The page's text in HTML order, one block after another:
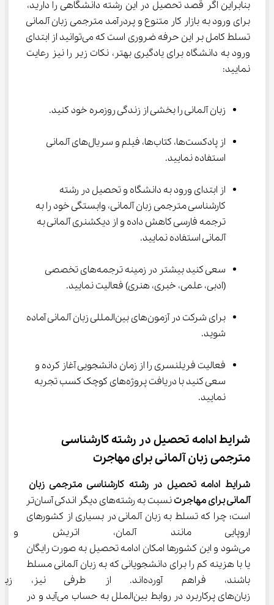
بنابراین اگر قصد تحصیل در این رشته دانشگاهی را دارید،
برای ورود به بازار کار متنوع و پردرآمد مترجمی زبان آلمانی
تسلط کامل بر این حرفه ضروری است که می‌توانید از ابتدای
ورود به دانشگاه برای یادگیری بهتر، نکات زیر را نیز رعایت
نمایید:
زبان آلمانی را بخشی از زندگی روزمره خود کنید.
از پادکست‌ها، کتاب‌ها، فیلم و سریال‌های آلمانی
استفاده نمایید.
از ابتدای ورود به دانشگاه و تحصیل در رشته
کارشناسی مترجمی زبان آلمانی، وابستگی خود را به
ترجمه فارسی کاهش داده و از دیکشنری آلمانی به
آلمانی استفاده نمایید.
سعی کنید بیشتر در زمینه ترجمه‌های تخصصی
(ادبی، علمی، خبری، هنری) فعالیت نمایید.
برای شرکت در آزمون‌های بین‌المللی زبان آلمانی آماده
شوید.
فعالیت فریلنسری را از زمان دانشجویی آغاز کرده و
سعی کنید با دریافت پروژه‌های کوچک کسب تجربه
نمایید.
شرایط ادامه تحصیل در رشته کارشناسی
مترجمی زبان آلمانی برای مهاجرت
شرایط ادامه تحصیل در رشته کارشناسی مترجمی زبان
آلمانی برای مهاجرت
نسبت به رشته‌های دیگر اندکی آسان‌تر
است؛ چرا که تسلط به زبان آلمانی در بسیاری از کشورهای
اروپایی مانند آلمان،
می‌شود و این کشورها امکان ادامه تحصیل به صورت رایگان
یا با هزینه کم را برای دانشجویانی که به زبان آلمانی مسلط
باشند، فراهم آورده‌اند. از
زبان‌های پرکاربرد در روابط بین‌الملل به حساب می‌آید و در